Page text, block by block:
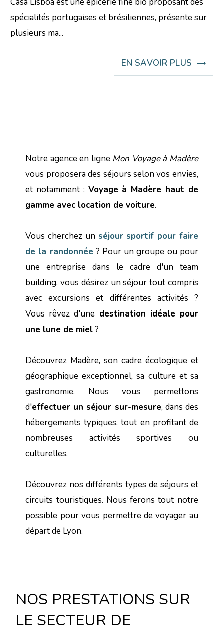
spécialités portugaises et brésiliennes, présente sur
plusieurs ma...
EN SAVOIR PLUS
Notre agence en ligne Mon Voyage à Madère
vous proposera des séjours selon vos envies,
et notamment : Voyage à Madère haut de
gamme avec location de voiture.
Vous cherchez un séjour sportif pour faire
de la randonnée ? Pour un groupe ou pour
une entreprise dans le cadre d'un team
building, vous désirez un séjour tout compris
avec excursions et différentes activités ?
Vous rêvez d'une destination idéale pour
une lune de miel?
Découvrez Madère, son cadre écologique et
géographique exceptionnel, sa culture et sa
gastronomie. Nous vous permettons
d'effectuer un séjour sur-mesure, dans des
hébergements typiques, tout en profitant de
nombreuses activités sportives ou
culturelles.
Découvrez nos différents types de séjours et
circuits touristiques. Nous ferons tout notre
possible pour vous permettre de voyager au
départ de Lyon.
NOS PRESTATIONS SUR
LE SECTEUR DE